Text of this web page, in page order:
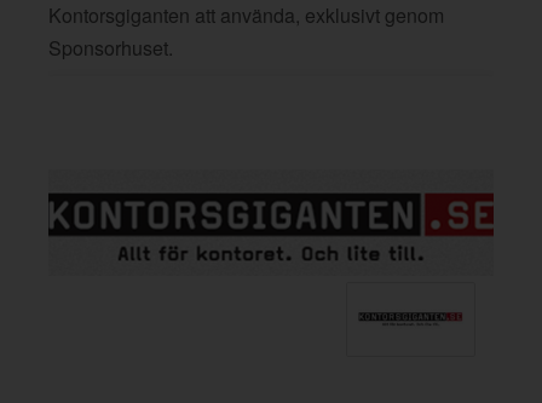
Kontorsgiganten att använda, exklusivt genom
Sponsorhuset.